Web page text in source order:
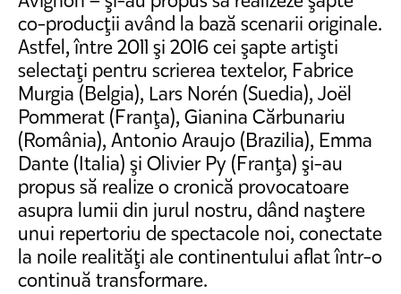
co-producţii având la bază scenarii originale.
Astfel, între 2011 şi 2016 cei şapte artişti
selectaţi pentru scrierea textelor, Fabrice
Murgia (Belgia), Lars Norén (Suedia), Joël
Pommerat (Franţa), Gianina Cărbunariu
(România), Antonio Araujo (Brazilia), Emma
Dante (Italia) şi Olivier Py (Franţa) şi-au
propus să realize o cronică provocatoare
asupra lumii din jurul nostru, dând naştere
unui repertoriu de spectacole noi, conectate
la noile realităţi ale continentului aflat într-o
continuă transformare.